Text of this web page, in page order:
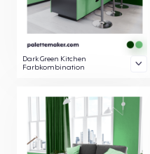
Dark Green Kitchen
Farbkombination